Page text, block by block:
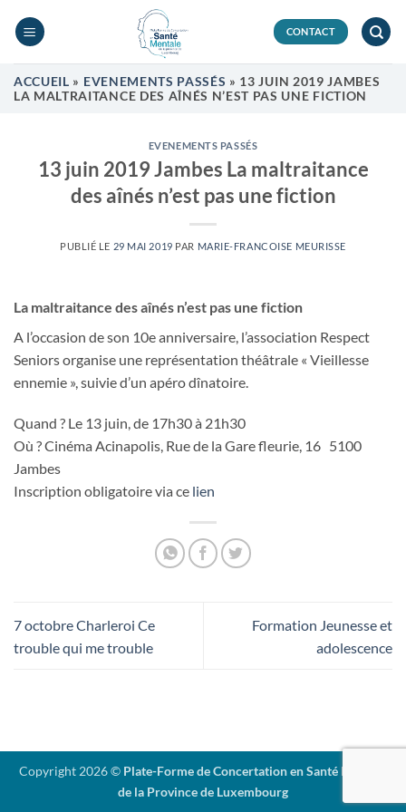
CONTACT
ACCUEIL » EVENEMENTS PASSÉS » 13 JUIN 2019 JAMBES
LA MALTRAITANCE DES AÎNÉS N’EST PAS UNE FICTION
EVENEMENTS PASSÉS
13 juin 2019 Jambes La maltraitance
des aînés n’est pas une fiction
PUBLIÉ LE 29 MAI 2019 PAR MARIE-FRANCOISE MEURISSE
La maltraitance des aînés n’est pas une fiction
A l’occasion de son 10e anniversaire, l’association Respect
Seniors organise une représentation théâtrale « Vieillesse
ennemie », suivie d’un apéro dînatoire.
Quand ? Le 13 juin, de 17h30 à 21h30
Où ? Cinéma Acinapolis, Rue de la Gare fleurie, 16 5100
Jambes
Inscription obligatoire via ce lien
7 octobre Charleroi Ce
trouble qui me trouble
Formation Jeunesse et
adolescence
Copyright 2026 © Plate-Forme de Concertation en Santé Mentale
de la Province de Luxembourg